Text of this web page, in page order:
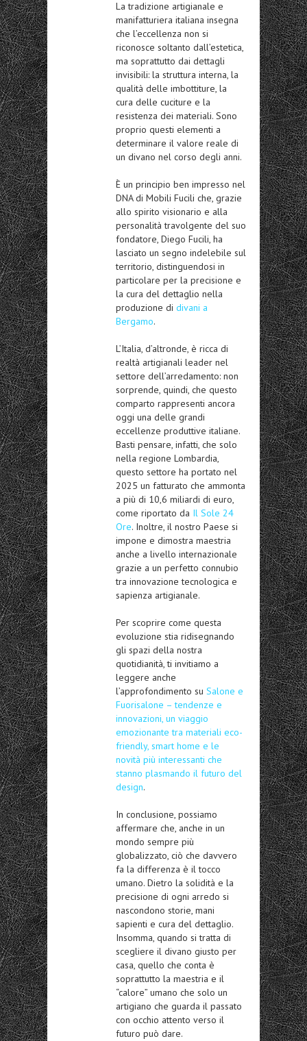
La tradizione artigianale e
manifatturiera italiana insegna
che l’eccellenza non si
riconosce soltanto dall’estetica,
ma soprattutto dai dettagli
invisibili: la struttura interna, la
qualità delle imbottiture, la
cura delle cuciture e la
resistenza dei materiali. Sono
proprio questi elementi a
determinare il valore reale di
un divano nel corso degli anni.
È un principio ben impresso nel
DNA di Mobili Fucili che, grazie
allo spirito visionario e alla
personalità travolgente del suo
fondatore, Diego Fucili, ha
lasciato un segno indelebile sul
territorio, distinguendosi in
particolare per la precisione e
la cura del dettaglio nella
produzione di divani a
Bergamo.
L’Italia, d’altronde, è ricca di
realtà artigianali leader nel
settore dell’arredamento: non
sorprende, quindi, che questo
comparto rappresenti ancora
oggi una delle grandi
eccellenze produttive italiane.
Basti pensare, infatti, che solo
nella regione Lombardia,
questo settore ha portato nel
2025 un fatturato che ammonta
a più di 10,6 miliardi di euro,
come riportato da Il Sole 24
Ore. Inoltre, il nostro Paese si
impone e dimostra maestria
anche a livello internazionale
grazie a un perfetto connubio
tra innovazione tecnologica e
sapienza artigianale.
Per scoprire come questa
evoluzione stia ridisegnando
gli spazi della nostra
quotidianità, ti invitiamo a
leggere anche
l’approfondimento su Salone e
Fuorisalone – tendenze e
innovazioni, un viaggio
emozionante tra materiali eco-
friendly, smart home e le
novità più interessanti che
stanno plasmando il futuro del
design.
In conclusione, possiamo
affermare che, anche in un
mondo sempre più
globalizzato, ciò che davvero
fa la differenza è il tocco
umano. Dietro la solidità e la
precisione di ogni arredo si
nascondono storie, mani
sapienti e cura del dettaglio.
Insomma, quando si tratta di
scegliere il divano giusto per
casa, quello che conta è
soprattutto la maestria e il
“calore” umano che solo un
artigiano che guarda il passato
con occhio attento verso il
futuro può dare.